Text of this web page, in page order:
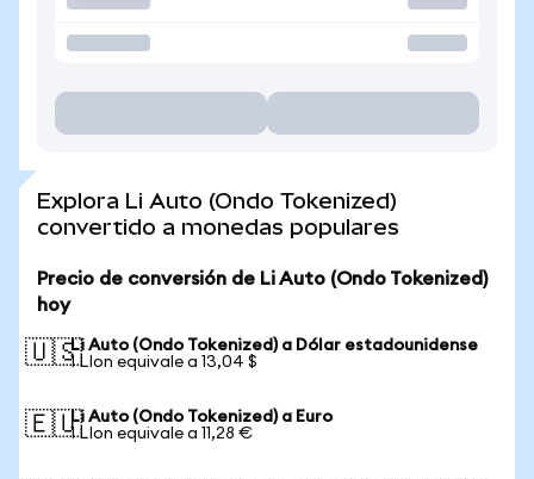
Explora Li Auto (Ondo Tokenized)
convertido a monedas populares
Precio de conversión de Li Auto (Ondo Tokenized)
hoy
🇺🇸Li Auto (Ondo Tokenized) a Dólar estadounidense
1 LIon equivale a 13,04 $
🇪🇺Li Auto (Ondo Tokenized) a Euro
1 LIon equivale a 11,28 €